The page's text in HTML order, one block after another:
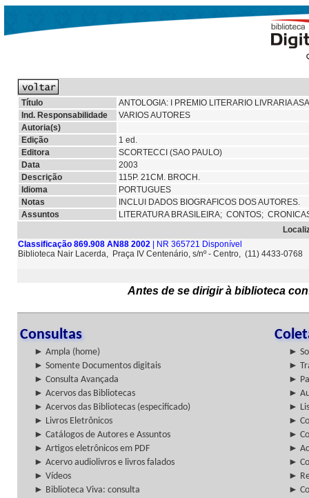
Título
ANTOLOGIA: I PREMIO LITERARIO LIVRARIA
Ind. Responsabilidade
VARIOS AUTORES
Autoria(s)
Edição
1 ed.
Editora
SCORTECCI (SAO PAULO)
Data
2003
Descrição
115P. 21CM. BROCH.
Idioma
PORTUGUES
Notas
INCLUI DADOS BIOGRAFICOS DOS AUTORES.
Assuntos
LITERATURA BRASILEIRA; CONTOS;
Classificação 869.908 AN88 2002 | NR 365721 Disponível
Biblioteca Nair Lacerda, Praça IV Centenário, s/nº - Centro, (11) 4433-0768
Antes de se dirigir à biblioteca
Consultas
► Ampla (home)
►
► Somente Documentos digitais
►
► Consulta Avançada
►
► Acervos das Bibliotecas
►
► Acervos das Bibliotecas (especificado)
►
► Livros Eletrônicos
►
► Catálogos de Autores e Assuntos
►
► Artigos eletrônicos em PDF
►
► Acervo audiolivros e livros falados
►
► Vídeos
►
► Biblioteca Viva: consulta
►